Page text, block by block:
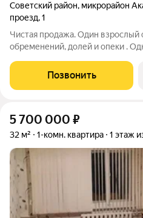
Советский район, микрорайон
проезд,1
Чистая продажа. Один взрослый
обременений, долей и опеки .
минут до НГУ, институты,
ученых, Clever, ТЦ
Позвонить
5 700 000 ₽
32 м² 1-комн. квартира 1 этаж